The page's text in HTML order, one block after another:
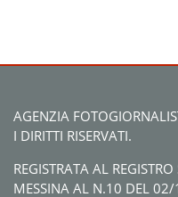
AGENZIA
I DIRITTI RISERVATI.
REGISTRATA AL
MESSINA AL N.10 DEL